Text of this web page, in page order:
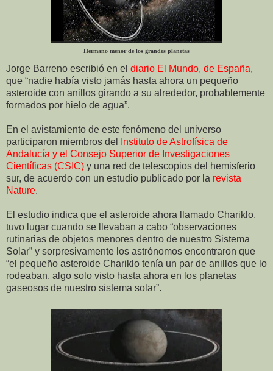
Hermano menor de los grandes planetas
Jorge Barreno escribió en el diario El Mundo, de España,
que “nadie había visto jamás hasta ahora un pequeño
asteroide con anillos girando a su alrededor, probablemente
formados por hielo de agua”.
En el avistamiento de este fenómeno del universo
participaron miembros del
Instituto de Astrofísica de
Andalucía y el Consejo Superior de Investigaciones
Científicas (CSIC) y una red de telescopios del hemisferio
sur, de acuerdo con un estudio publicado por la revista
Nature.
El estudio indica que el asteroide ahora llamado Chariklo,
tuvo lugar cuando se llevaban a cabo “observaciones
rutinarias de objetos menores dentro de nuestro Sistema
Solar” y sorpresivamente los astrónomos encontraron que
“el pequeño asteroide Chariklo tenía un par de anillos que lo
rodeaban, algo solo visto hasta ahora en los planetas
gaseosos de nuestro sistema solar”.